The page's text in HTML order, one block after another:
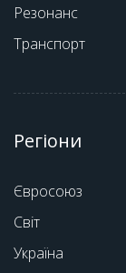
Резонанс
Транспорт
Регіони
Євросоюз
Світ
Україна